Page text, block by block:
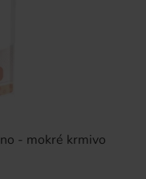
- mokré krmivo